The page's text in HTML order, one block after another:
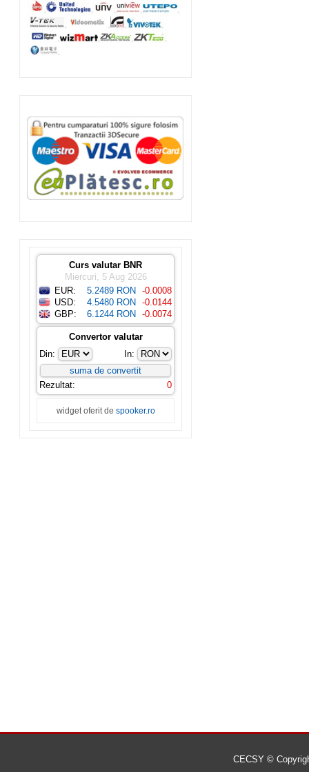
Curs valutar BNR
Miercuri, 5 Aug 2026
EUR:
5.2489 RON
-0.0008
USD:
4.5480 RON
-0.0144
GBP:
6.1244 RON -0.0074
Convertor valutar
Din:
In:
Rezultat: 0
widget oferit de spooker.ro
CECSY ©